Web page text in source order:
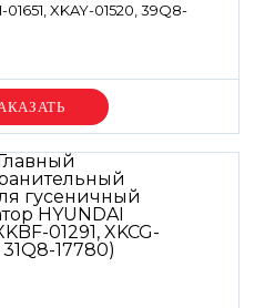
XKAY-01520, 39Q8-
цену